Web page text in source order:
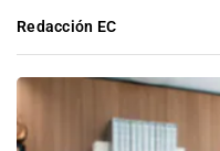
Redacción EC